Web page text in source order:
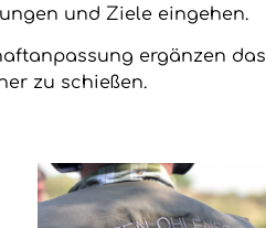
und Ziele eingehen.
ergänzen
zu schießen.